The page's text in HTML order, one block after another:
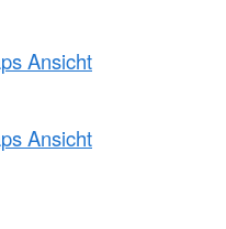
Ansicht
Ansicht